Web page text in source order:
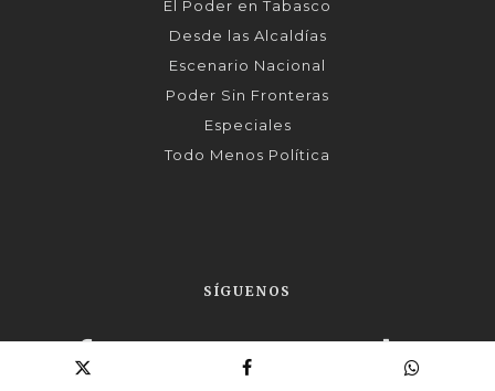
El Poder en Tabasco
Desde las Alcaldías
Escenario Nacional
Poder Sin Fronteras
Especiales
Todo Menos Política
SÍGUENOS